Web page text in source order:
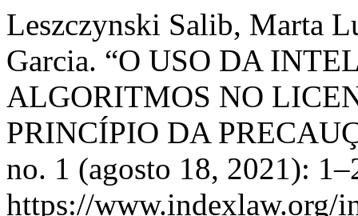
Leszczynski Salib, Marta
Garcia. “O USO DA
ALGORITMOS NO
PRINCÍPIO DA
no. 1 (agosto 18, 2021):
https://www.indexlaw.org/